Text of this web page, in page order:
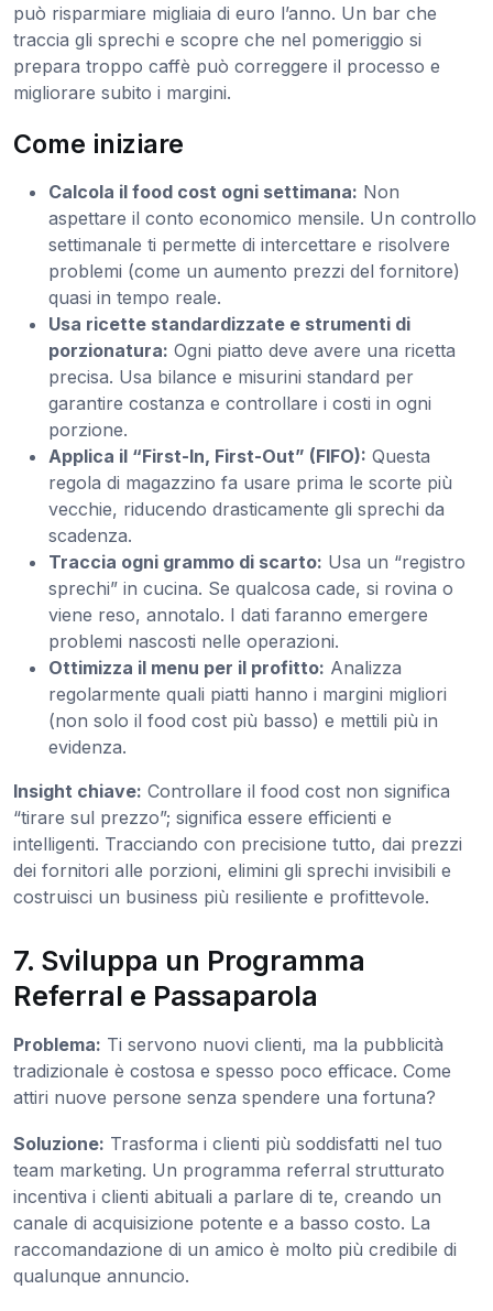
può risparmiare migliaia di euro l’anno. Un bar che
traccia gli sprechi e scopre che nel pomeriggio si
prepara troppo caffè può correggere il processo e
migliorare subito i margini.
Come iniziare
Calcola il food cost ogni settimana: Non
aspettare il conto economico mensile. Un controllo
settimanale ti permette di intercettare e risolvere
problemi (come un aumento prezzi del fornitore)
quasi in tempo reale.
Usa ricette standardizzate e strumenti di
porzionatura: Ogni piatto deve avere una ricetta
precisa. Usa bilance e misurini standard per
garantire costanza e controllare i costi in ogni
porzione.
Applica il “First-In, First-Out” (FIFO): Questa
regola di magazzino fa usare prima le scorte più
vecchie, riducendo drasticamente gli sprechi da
scadenza.
Traccia ogni grammo di scarto: Usa un “registro
sprechi” in cucina. Se qualcosa cade, si rovina o
viene reso, annotalo. I dati faranno emergere
problemi nascosti nelle operazioni.
Ottimizza il menu per il profitto: Analizza
regolarmente quali piatti hanno i margini migliori
(non solo il food cost più basso) e mettili più in
evidenza.
Insight chiave: Controllare il food cost non significa
“tirare sul prezzo”; significa essere efficienti e
intelligenti. Tracciando con precisione tutto, dai prezzi
dei fornitori alle porzioni, elimini gli sprechi invisibili e
costruisci un business più resiliente e profittevole.
7. Sviluppa un Programma
Referral e Passaparola
Problema: Ti servono nuovi clienti, ma la pubblicità
tradizionale è costosa e spesso poco efficace. Come
attiri nuove persone senza spendere una fortuna?
Soluzione: Trasforma i clienti più soddisfatti nel tuo
team marketing. Un programma referral strutturato
incentiva i clienti abituali a parlare di te, creando un
canale di acquisizione potente e a basso costo. La
raccomandazione di un amico è molto più credibile di
qualunque annuncio.